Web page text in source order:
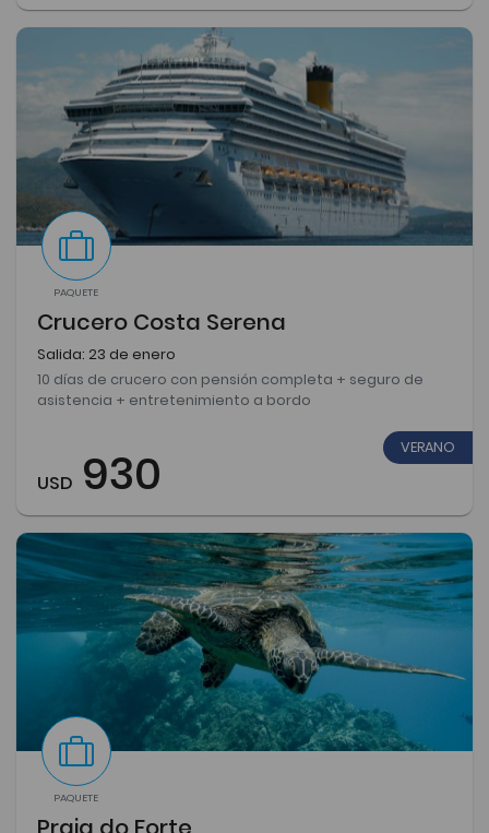
PAQUETE
Crucero Costa Serena
Salida: 23 de enero
10 días de crucero con pensión completa + seguro de
asistencia + entretenimiento a bordo
VERANO
USD 930
PAQUETE